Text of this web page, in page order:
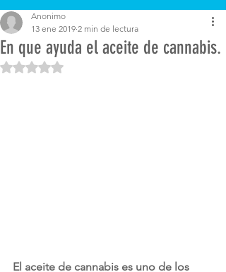
En que ayuda el aceite de cannabis.
Anonimo
13 ene 2019 2 min de lectura
Obtuvo NaN de 5 estrellas.
El aceite de cannabis es uno de los